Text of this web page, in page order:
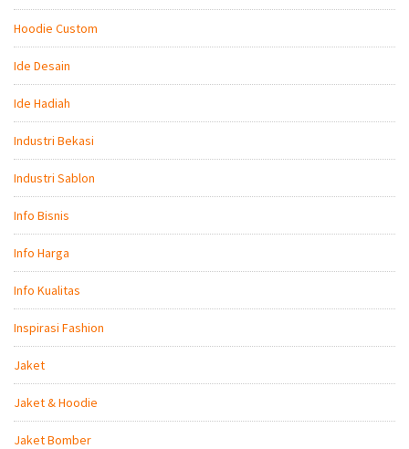
Hoodie Custom
Ide Desain
Ide Hadiah
Industri Bekasi
Industri Sablon
Info Bisnis
Info Harga
Info Kualitas
Inspirasi Fashion
Jaket
Jaket & Hoodie
Jaket Bomber